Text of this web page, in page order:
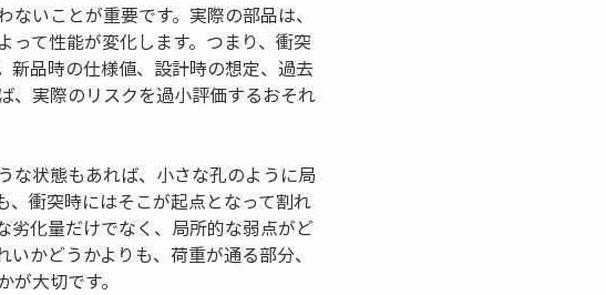
いことが重要です。実際の部品は、
て性能が変化します。つまり、衝突
新品時の仕様値、設計時の想定、過去
、実際のリスクを過小評価するおそれ
な状態もあれば、小さな孔のように局
衝突時にはそこが起点となって割れ
劣化量だけでなく、局所的な弱点がど
かどうかよりも、荷重が通る部分、
大切です。